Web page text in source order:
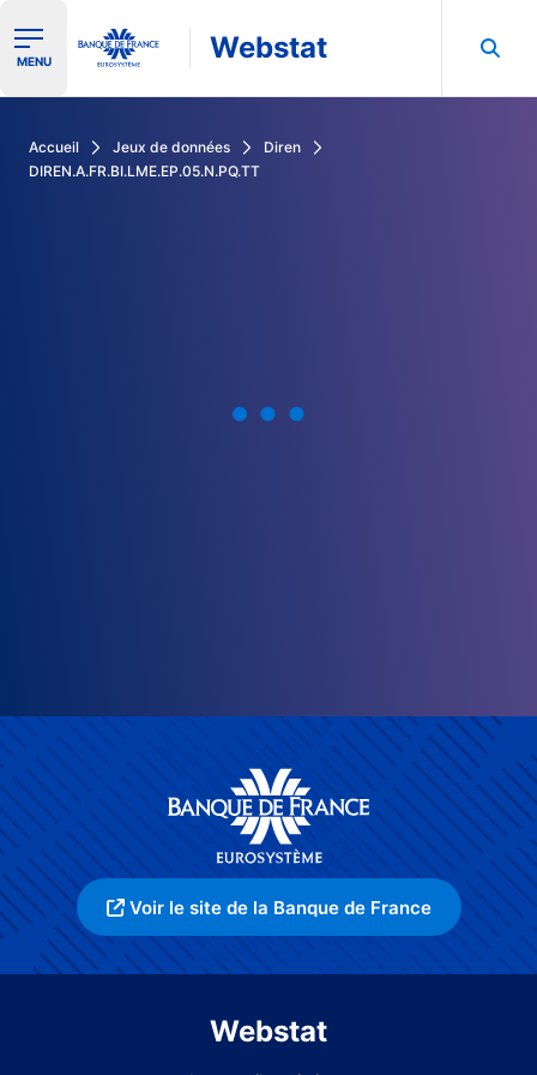
Ouvrir le menu de navigation
MENU Webstat
Accueil Jeux de données
Diren
DIREN.A.FR.BI.LME.EP.05.N.PQ.TT
Voir le site de la Banque de France
Webstat